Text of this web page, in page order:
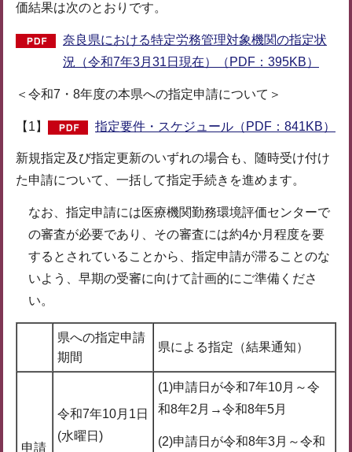
価結果は次のとおりです。
奈良県における特定労務管理対象機関の指定状
況（令和7年3月31日現在）（PDF：395KB）
＜令和7・8年度の本県への指定申請について＞
【1】 指定要件・スケジュール（PDF：841KB）
新規指定及び指定更新のいずれの場合も、随時受け付け
た申請について、一括して指定手続きを進めます。
なお、指定申請には医療機関勤務環境評価センターで
の審査が必要であり、その審査には約4か月程度を要
するとされていることから、指定申請が滞ることのな
いよう、早期の受審に向けて計画的にご準備くださ
い。
県への指定申請
期間
県による指定（結果通知）
申請
令和7年10月1日
(水曜日)
(1)申請日が令和7年10月～令
和8年2月→令和8年5月
(2)申請日が令和8年3月～令和